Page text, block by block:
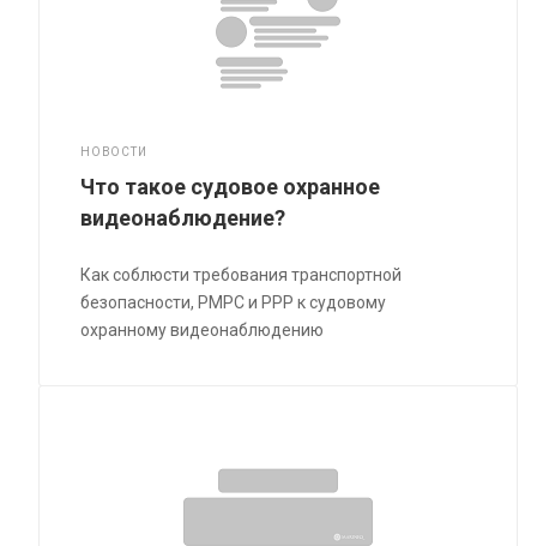
НОВОСТИ
Что такое судовое охранное
видеонаблюдение?
Как соблюсти требования транспортной
безопасности, РМРС и РРР к судовому
охранному видеонаблюдению